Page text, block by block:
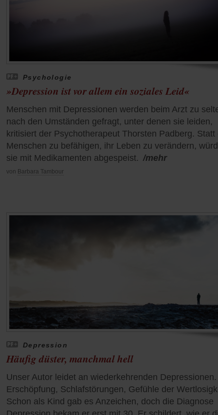
Psychologie
»Depression ist vor allem ein soziales Leid«
Menschen mit Depressionen werden beim Arzt zu
nach den Umständen gefragt, unter denen sie leiden,
kritisiert der Psychotherapeut Thorsten Padberg. Statt
Menschen zu befähigen, ihr Leben zu verändern,
sie mit Medikamenten abgespeist. /mehr
von Barbara Tambour
Depression
Häufig düster, manchmal hell
Unser Autor leidet an wiederkehrenden Depressionen.
Erschöpfung, Schlafstörungen, Gefühle der
Schon als Kind gab es Anzeichen, doch die Diagnose